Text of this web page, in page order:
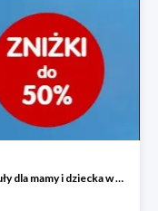
Artykuły dla mamy i dziecka w Mall.pl do -50%